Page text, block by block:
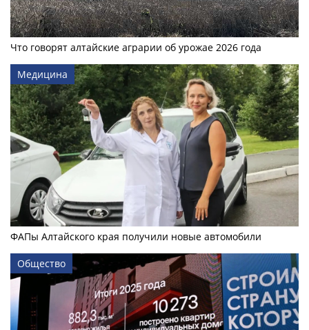
Что говорят алтайские аграрии об урожае 2026 года
Медицина
ФАПы Алтайского края получили новые автомобили
Общество